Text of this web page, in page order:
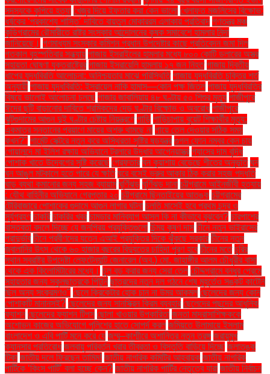
সদস্যকে কুপিয়ে হত্যা খেজুর দিয়ে ইফতার করা কেন ভালো খেলাফত মজলিসের বিক্ষোভ:
ধর্ষকের ‘প্রকাশ্যে শাস্তি’ দাবিতে বায়তুল মোকাররম এলাকায় প্রতিবাদ গণতন্ত্র মঞ্চ
কুড়িগ্রামের রৌমারীতে রাষ্ট্র সংস্কার আন্দোলনের কৃষক সমাবেশে হামলার নিন্দা
জানিয়েছে। গণমাধ্যম সংস্কার কমিশন প্রধান উপদেষ্টার কাছে প্রতিবেদন জমা দিল
গতকাল বৃহস্পতিবার সন্ধ্যায় গাজায় ইসরাইলের হামলার মধ্যে ৮০০ কোটি ডলারের অস্ত্র
সহায়তা ঘোষণা যুক্তরাষ্ট্রের গাজায় ইসরায়েলি হামলায় ১৭ জন নিহত গাজায় দ্বিতীয়
ধাপের যুদ্ধবিরতি আলোচনা: অনিশ্চয়তার মাঝে পরিস্থিতি গাজায় যুদ্ধবিরতি চুক্তির শর্ত
অনুযায়ী গাজায় যুদ্ধবিরতি: ইসরায়েল নাকি হামাস—কোন পক্ষ জিতল গাজায় যুদ্ধবিরতির
বিষয়ে ভালোই আলোচনা চলছে গাজার জাবালিয়ায় ৪৮ ঘণ্টায় ৫০ শিশুর মৃত্যু গাজীপুরে
ঈদের ছুটি বাড়ানোর দাবিতে শ্রমিকদের দেড় ঘণ্টার বিক্ষোভ ও অবরোধ গাজীপুরে
ঝুটগুদামের আগুন দুই ঘণ্টার চেষ্টায় নিয়ন্ত্রণে গাড়ি গাড়িচাপায় বুয়েট শিক্ষার্থীর মৃত্যু:
একমাত্র সন্তানের প্রয়াণে মায়ের অশ্রু থামছে না গায়ে তেল দেওয়ার সঠিক সময়
কখন?" গার্মেন্ট সেক্টরে নতুন করে অস্থিরতা সৃষ্টির ষড়যন্ত্র গুগল ফোন নম্বর কেন চায়
গোয়ালন্দে মা ইলিশ রক্ষায় অভিযানে ট্রলারে উদ্ধার আগ্নেয়াস্ত্র গ্যাসের দাম বৃদ্ধি
পোশাক খাতে উদ্বেগের সৃষ্টি করেছে গ্রেফতার ঘন কুয়াশায় বেড়েছে শীতের অনুভূতি ঘন
ঘন আঙুল মটকালে হতে পারে যে ক্ষতি ঘরে বসেই ভ্রুর আকার ঠিক করার সহজ পদ্ধতি
ঘাড় ব্যথা কমানোর জন্য সহজ ব্যায়াম ঘূর্ণিঝড় ঘূর্ণিঝড় দানা চট্টগ্রামে আইনজীবী হত্যায়
: যৌথ বাহিনীর অভিযানে গ্রেপ্তার ২০ চট্টগ্রামে ছিনতাইয়ের আতঙ্ক চট্টগ্রামের
টেরিবাজারে পোশাকের গুদামে আগুন লাগার ঘটনা চলতি মাসেই হবে প্রথম চন্দ্র ও
সূর্যগ্রহণ চাকরি চাকরির খবর চামড়ার মানিব্যাগ আসল কি না কীভাবে বুঝবেন? চারপাশের
বাস্তবতা বদলে দিচ্ছে যে জনপ্রিয় প্রযুক্তিগুলো চিন্ময় কৃষ্ণ দাস চীনে নতুন ভাইরাসের
প্রাদুর্ভাব চীনে প্রবীণদের যত্নে এআই প্রযুক্তির দিকে ঝুঁকছে সরকার চীনের নতুন
জ্বালানির উৎস থেকে ৬০ হাজার বছরের বিদ্যুতের চাহিদা পূরণ হবে চীনের মতে চুরির
স্থান স্বরাষ্ট্র উপদেষ্টা লেফটেন্যান্ট জেনারেল (অব.) মো. জাহাঙ্গীর আলম চৌধুরীর বাসা
থেকে এক কিলোমিটারের মধ্যে। চুল বড় করার জন্য সেরা তেল চৌদ্দগ্রামে বন্ধুর প্রেমে
সহায়তার জন্য স্কুলছাত্রকে পিটুনি ছাত্রদের নতুন দল গঠনে শেষ মুহূর্তেও সঙ্কট কাটেনি
ছিল অন্য সংক্রমণও" ছেলে ক্রিকেটার হোক চান না উমর আকমল ছেলেদের জন্য কোন
পোশাকটি মানানসই? ছেলেদের জন্য সানস্ক্রিন ক্রিম ব্যবহার ছেলেদের পছন্দের আধুনিক
ফ্যাশন ছেলেদের ফ্যাশন টিপস ছোলা খাওয়ার উপকারিতা জনতা মাদ্রাসাশিক্ষককে
অশোভন কাজের অভিযোগে পুলিশের হাতে সোপর্দ করল জমিয়তে উলামায়ে ইসলাম
বাংলাদেশ ও এবি পার্টি মনে করে যে জম্মু–কাশ্মীরে অশান্তির নতুন তরঙ্গ জরায়ুমুখ
ক্যানসার প্রতিরোধ জলবায়ু পরিবর্তন খরার তীব্রতা ও বিস্তৃতি বাড়িয়ে দিচ্ছে জলাতঙ্ক
টিকা জাতীয় দলে ফিরছেন তামিম! জাতীয় নাগরিক কমিটির আহ্বায়ক জাতীয় নাগরিক
পার্টিকে ‘কিংস পার্টি’ বলা হচ্ছে কেন? জাতীয় নাগরিক পার্টির নেতৃত্বে যারা জাতীয় নির্বাচন